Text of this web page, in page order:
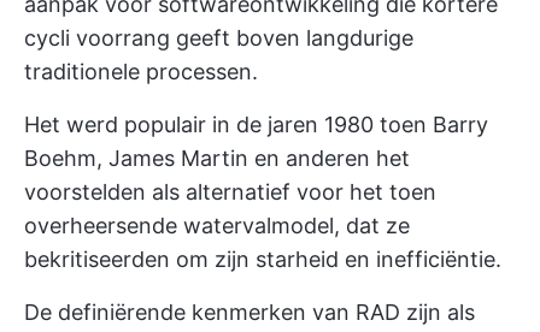
cycli voorrang geeft boven langdurige
traditionele processen.
Het werd populair in de jaren 1980 toen Barry
Boehm, James Martin en anderen het
voorstelden als alternatief voor het toen
overheersende watervalmodel, dat ze
bekritiseerden om zijn starheid en inefficiëntie.
De definiërende kenmerken van RAD zijn als